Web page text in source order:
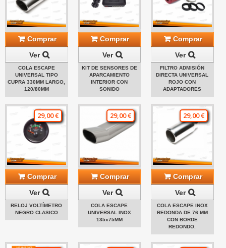
Comprar
Ver
COLA ESCAPE
UNIVERSAL TIPO
CUPRA 330MM LARGO,
120/80MM
Comprar
Ver
KIT DE SENSORES DE
APARCAMIENTO
INTERIOR CON
SONIDO
Comprar
Ver
FILTRO ADMISIÓN
DIRECTA UNIVERSAL
ROJO CON
ADAPTADORES
29,00 €
Comprar
Ver
RELOJ VOLTÍMETRO
NEGRO CLASICO
29,00 €
Comprar
Ver
COLA ESCAPE
UNIVERSAL INOX
135x75MM
29,00 €
Comprar
Ver
COLA ESCAPE INOX
REDONDA DE 76 MM
CON BORDE
REDONDO.